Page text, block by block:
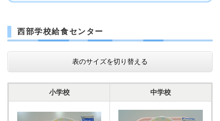
西部学校給食センター
表のサイズを切り替える
小学校 中学校